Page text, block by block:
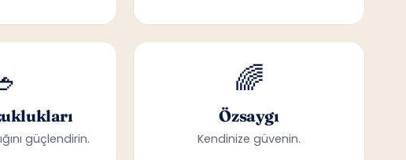
güçlendirin.
🌈
Özsaygı
Kendinize güvenin.